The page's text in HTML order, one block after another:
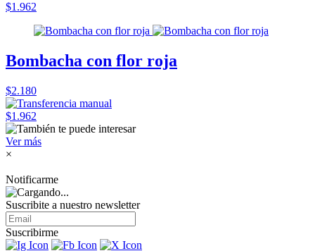
$1.962
Bombacha con flor roja
$2.180
$1.962
Ver más
×
Notificarme
Suscribite a nuestro newsletter
Suscribirme